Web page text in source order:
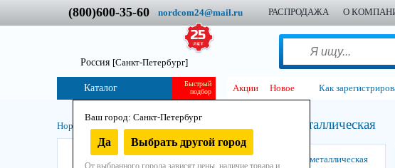
(800)600-35-60 nordcom24@mail.ru РАСПРОДАЖА О
Россия [Санкт-Петербург]
Ваш город: Санкт-Петербург
Да Выбрать другой город
От выбранного города зависят цены, наличие товара и
Быстрый
подбор
Каталог Акции Новое Как
Нордком Крепеж Кабельные стяжки, хомуты Скоба металлическая
Стяжка кабельная
Скоба металлическая